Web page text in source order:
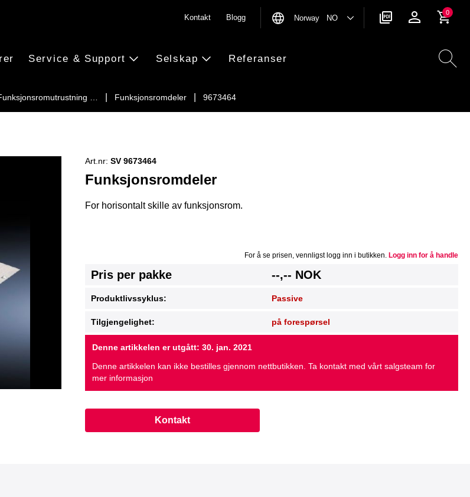
… Funksjonsromdeler 9673464
Service & Support Selskap Referanser
Kontakt Blogg Norway NO
0
Funksjonsromdeler
Art.nr: SV 9673464
For horisontalt skille av funksjonsrom.
For å se prisen, vennligst logg inn i butikken. Logg inn for å handle
Pris per pakke --,-- NOK
Produktlivssyklus: Passive
Tilgjengelighet: på forespørsel
Denne artikkelen er utgått: 30. jan. 2021
Denne artikkelen kan ikke bestilles gjennom nettbutikken. Ta kontakt med vårt salgsteam for
mer informasjon
Kontakt